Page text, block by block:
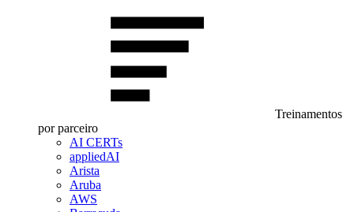
Treinamentos
por parceiro
AI CERTs
appliedAI
Arista
Aruba
AWS